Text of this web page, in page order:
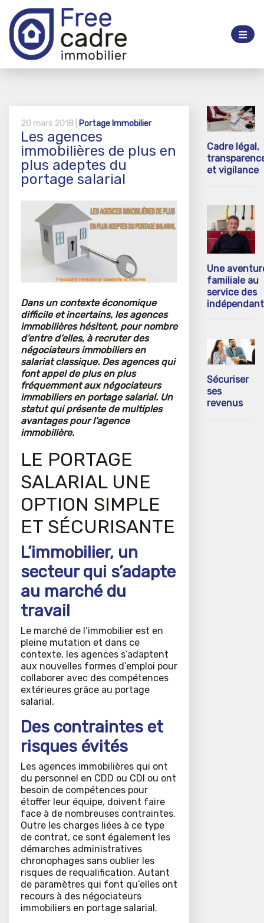
20 mars 2018 | Portage Immobilier
Les agences
immobilières de plus en
plus adeptes du
portage salarial
Dans un contexte économique
difficile et incertains, les agences
immobilières hésitent, pour nombre
d’entre d’elles, à recruter des
négociateurs immobiliers en
salariat classique. Des agences qui
font appel de plus en plus
fréquemment aux négociateurs
immobiliers en portage salarial. Un
statut qui présente de multiples
avantages pour l’agence
immobilière.
LE PORTAGE
SALARIAL UNE
OPTION SIMPLE
ET SÉCURISANTE
L’immobilier, un
secteur qui s’adapte
au marché du
travail
Le marché de l’immobilier est en
pleine mutation et dans ce
contexte, les agences s’adaptent
aux nouvelles formes d’emploi pour
collaborer avec des compétences
extérieures grâce au portage
salarial.
Des contraintes et
risques évités
Les agences immobilières qui ont
du personnel en CDD ou CDI ou ont
besoin de compétences pour
étoffer leur équipe, doivent faire
face à de nombreuses contraintes.
Outre les charges liées à ce type
de contrat, ce sont également les
démarches administratives
chronophages sans oublier les
risques de requalification. Autant
de paramètres qui font qu’elles ont
recours à des négociateurs
immobiliers en portage salarial.
Cadre légal,
et vigilance
Une
familiale au
service des
Sécuriser
ses
revenus